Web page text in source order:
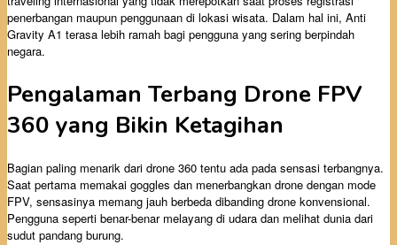
penerbangan maupun penggunaan di lokasi wisata. Dalam hal ini, Anti
Gravity A1 terasa lebih ramah bagi pengguna yang sering berpindah
negara.
Pengalaman Terbang Drone FPV
360 yang Bikin Ketagihan
Bagian paling menarik dari drone 360 tentu ada pada sensasi terbangnya.
Saat pertama memakai goggles dan menerbangkan drone dengan mode
FPV, sensasinya memang jauh berbeda dibanding drone konvensional.
Pengguna seperti benar-benar melayang di udara dan melihat dunia dari
sudut pandang burung.